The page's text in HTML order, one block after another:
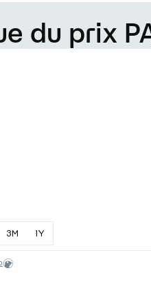
du prix
3M 1Y